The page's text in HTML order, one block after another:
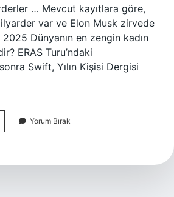
… Mevcut kayıtlara göre,
var ve Elon Musk zirvede
Dünyanın en zengin kadın
ERAS Turu’ndaki
Swift, Yılın Kişisi Dergisi
Yorum Bırak